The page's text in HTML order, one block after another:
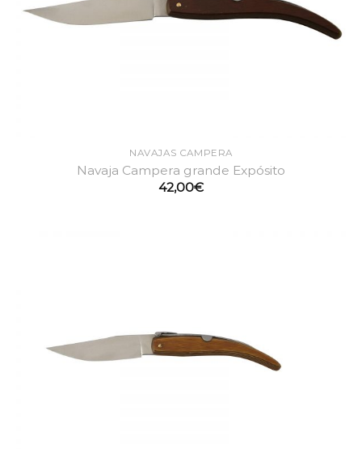
NAVAJAS CAMPERA
Navaja Campera grande Expósito
42,00€